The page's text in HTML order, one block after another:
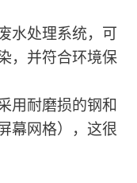
水处理系统，可
，并符合环境保
用耐磨损的钢和
幕网格），这很